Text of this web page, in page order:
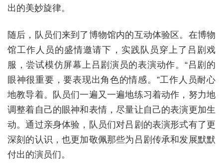
出的美妙旋律。
随后，队员们来到了博物馆内的互动体验区。在博物
馆工作人员的盛情邀请下，实践队员穿上了吕剧戏
服，尝试模仿屏幕上吕剧演员的表演动作。“吕剧的
眼神很重要，要表现出角色的情感。”工作人员耐心
地教导着。队员们一遍又一遍地练习着动作，努力地
调整着自己的眼神和表情，尽量让自己的表演更加生
动。通过亲身体验，队员们对吕剧的表演形式有了更
深刻的认识，也更加敬佩那些为吕剧传承和发展默默
付出的演员们。